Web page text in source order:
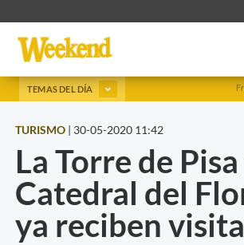
TEMAS DEL DÍA
TURISMO | 30-05-2020 11:42
La Torre de
Catedral del
ya reciben